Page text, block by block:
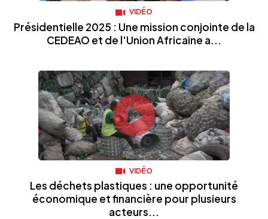
VIDÉO
Présidentielle 2025 : Une mission conjointe de la
CEDEAO et de l'Union Africaine a...
VIDÉO
Les déchets plastiques : une opportunité
économique et financière pour plusieurs
acteurs...